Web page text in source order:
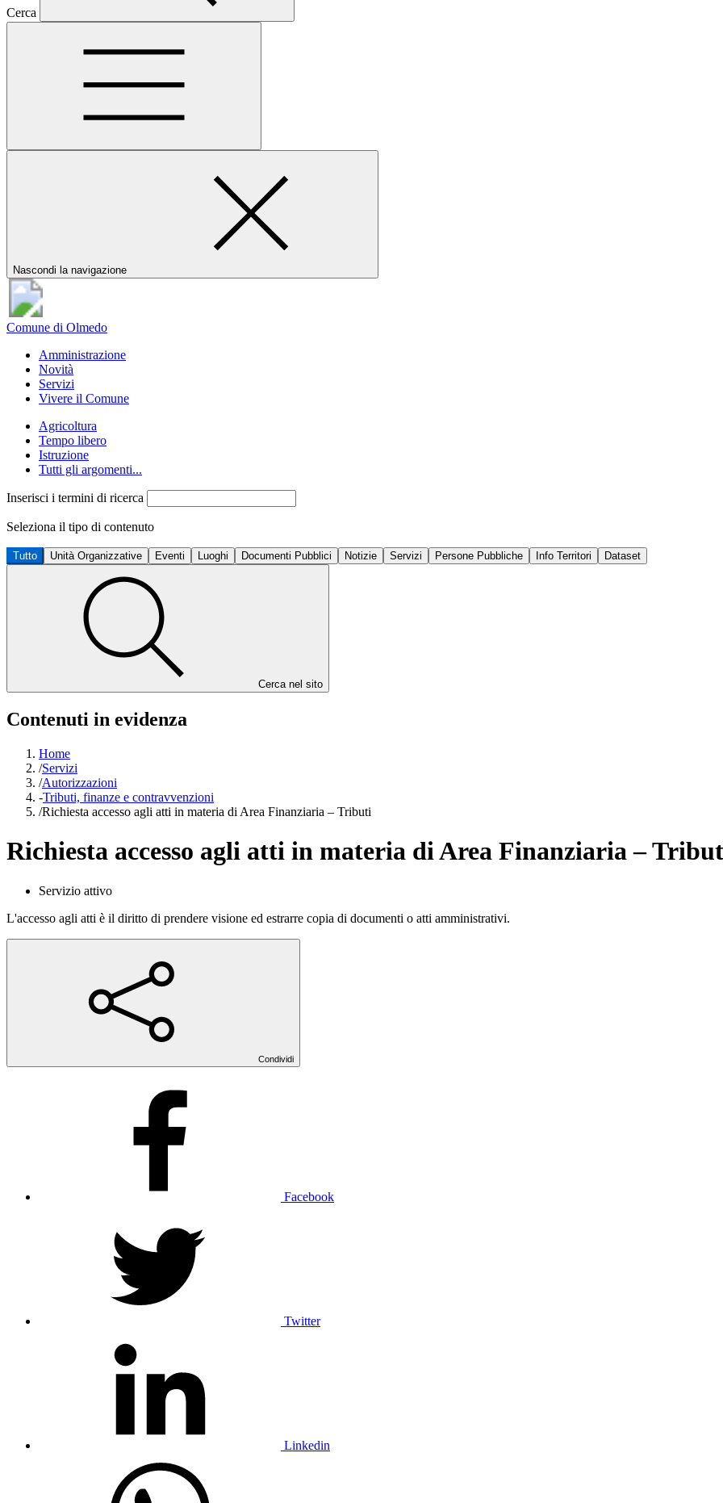
Cerca
Nascondi la navigazione
Comune di Olmedo
Amministrazione
Novità
Servizi
Vivere il Comune
Agricoltura
Tempo libero
Istruzione
Tutti gli argomenti...
Inserisci i termini di ricerca
Seleziona il tipo di contenuto
Tutto Unità Organizzative Eventi Luoghi Documenti Pubblici Notizie Servizi Persone Pubbliche Info Territori Dataset
Cerca nel sito
Contenuti in evidenza
Home
/Servizi
/Autorizzazioni
-Tributi, finanze e contravvenzioni
/Richiesta accesso agli atti in materia di Area Finanziaria – Tributi
Richiesta accesso agli atti in materia di Area Finanziaria –
Servizio attivo
L'accesso agli atti è il diritto di prendere visione ed estrarre copia di documenti o atti amministrativi.
Condividi
Facebook
Twitter
Linkedin